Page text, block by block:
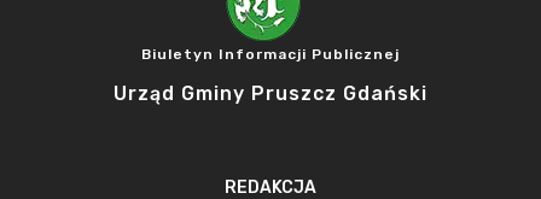
Biuletyn Informacji Publicznej
Urząd Gminy Pruszcz Gdański
REDAKCJA